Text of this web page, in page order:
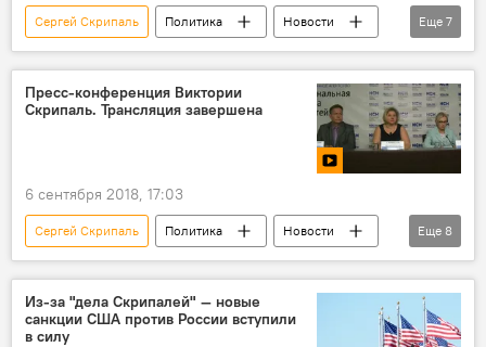
Сергей Скрипаль Политика
Новости
В мире
Россия
Ситуация вокруг "дела Скрипаля"
Великобритания
Владимир Путин
Еще 7
Пресс-конференция Виктории
Скрипаль. Трансляция завершена
6 сентября 2018, 17:03
Сергей Скрипаль Политика
Новости
видео
В мире
Мультимедиа
Ситуация вокруг "дела Скрипаля"
Великобритания
отравление
Еще 8
Из-за "дела Скрипалей" — новые
санкции США против России вступили
в силу